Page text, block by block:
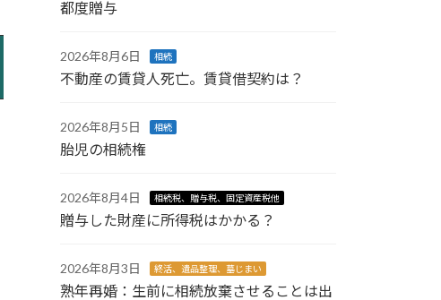
都度贈与
2026年8月6日 相続
不動産の賃貸人死亡。賃貸借契約は？
2026年8月5日 相続
胎児の相続権
2026年8月4日 相続税、贈与税、固定資産税他
贈与した財産に所得税はかかる？
2026年8月3日 終活、遺品整理、墓じまい
熟年再婚：生前に相続放棄させることは出